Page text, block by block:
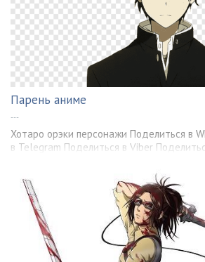
Парень аниме
---
Хотаро орэки персонажи Поделиться в
в Telegram Поделиться в Viber